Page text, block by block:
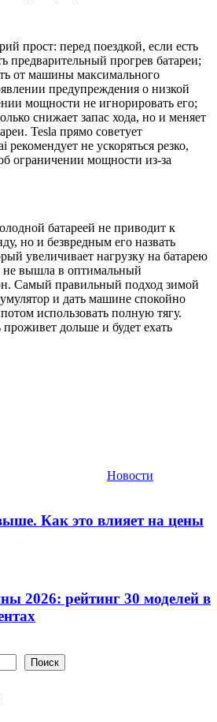
прост: перед поездкой, если есть
предварительный прогрев батареи;
от машины максимального
предупреждения о низкой
мощности не игнорировать его;
снижает запас хода, но и меняет
Tesla прямо советует
не ускоряться резко,
ограничении мощности из-за
батареей не приводит к
но и безвредным его назвать
увеличивает нагрузку на батарею
не вышла в оптимальный
Самый правильный подход зимой
и дать машине спокойно
использовать полную тягу.
дольше и будет ехать
Новости
Как это влияет на цены
2026: рейтинг 30 моделей в
Поиск